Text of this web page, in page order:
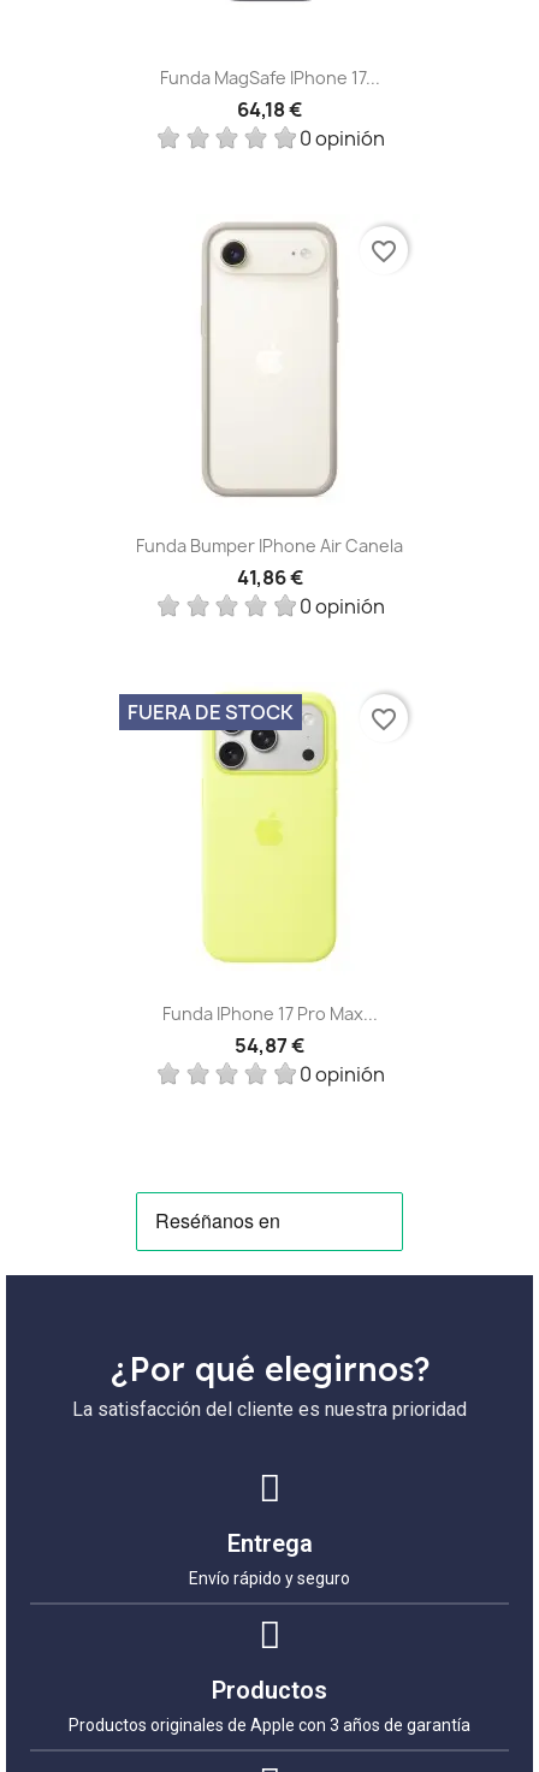
Funda MagSafe IPhone 17...
64,18 €
0 opinión
Funda Bumper IPhone Air Canela
41,86 €
0 opinión
favorite_border
Funda IPhone 17 Pro Max...
54,87 €
0 opinión
FUERA DE STOCK favorite_border
¿Por qué elegirnos?
La satisfacción del cliente es nuestra prioridad
Entrega
Envío rápido y seguro
Productos
Productos originales de Apple con 3 años de garantía